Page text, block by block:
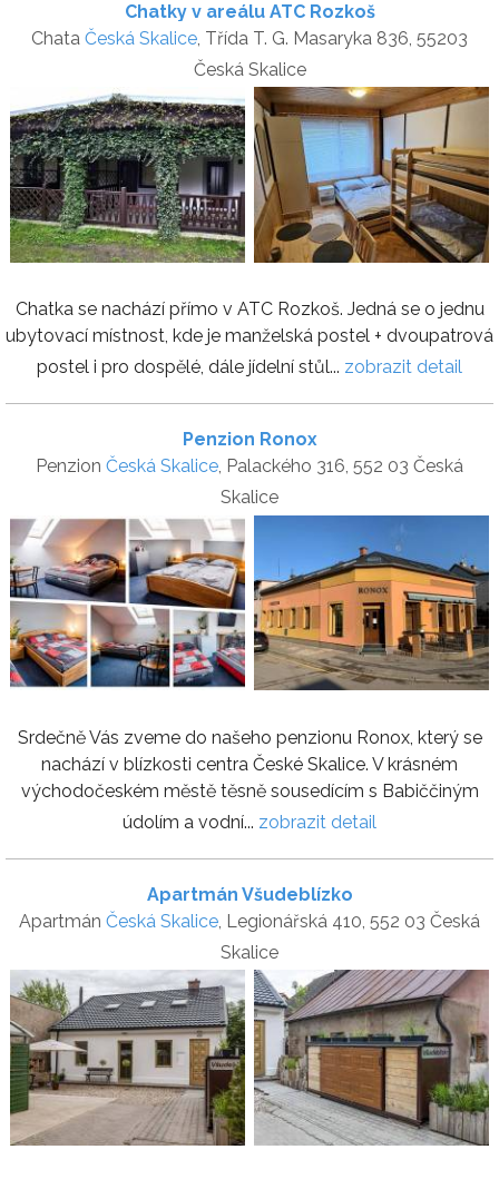
Chatky v areálu ATC Rozkoš
Chata Česká Skalice, Třída T. G. Masaryka 836, 55203
Česká Skalice
Chatka se nachází přímo v ATC Rozkoš. Jedná se o jednu
ubytovací místnost, kde je manželská postel + dvoupatrová
postel i pro dospělé, dále jídelní stůl... zobrazit detail
Penzion Ronox
Penzion Česká Skalice, Palackého 316, 552 03 Česká
Skalice
Srdečně Vás zveme do našeho penzionu Ronox, který se
nachází v blízkosti centra České Skalice. V krásném
východočeském městě těsně sousedícím s Babiččiným
údolím a vodní... zobrazit detail
Apartmán Všudeblízko
Apartmán Česká Skalice , Legionářská 410, 552 03 Česká
Skalice